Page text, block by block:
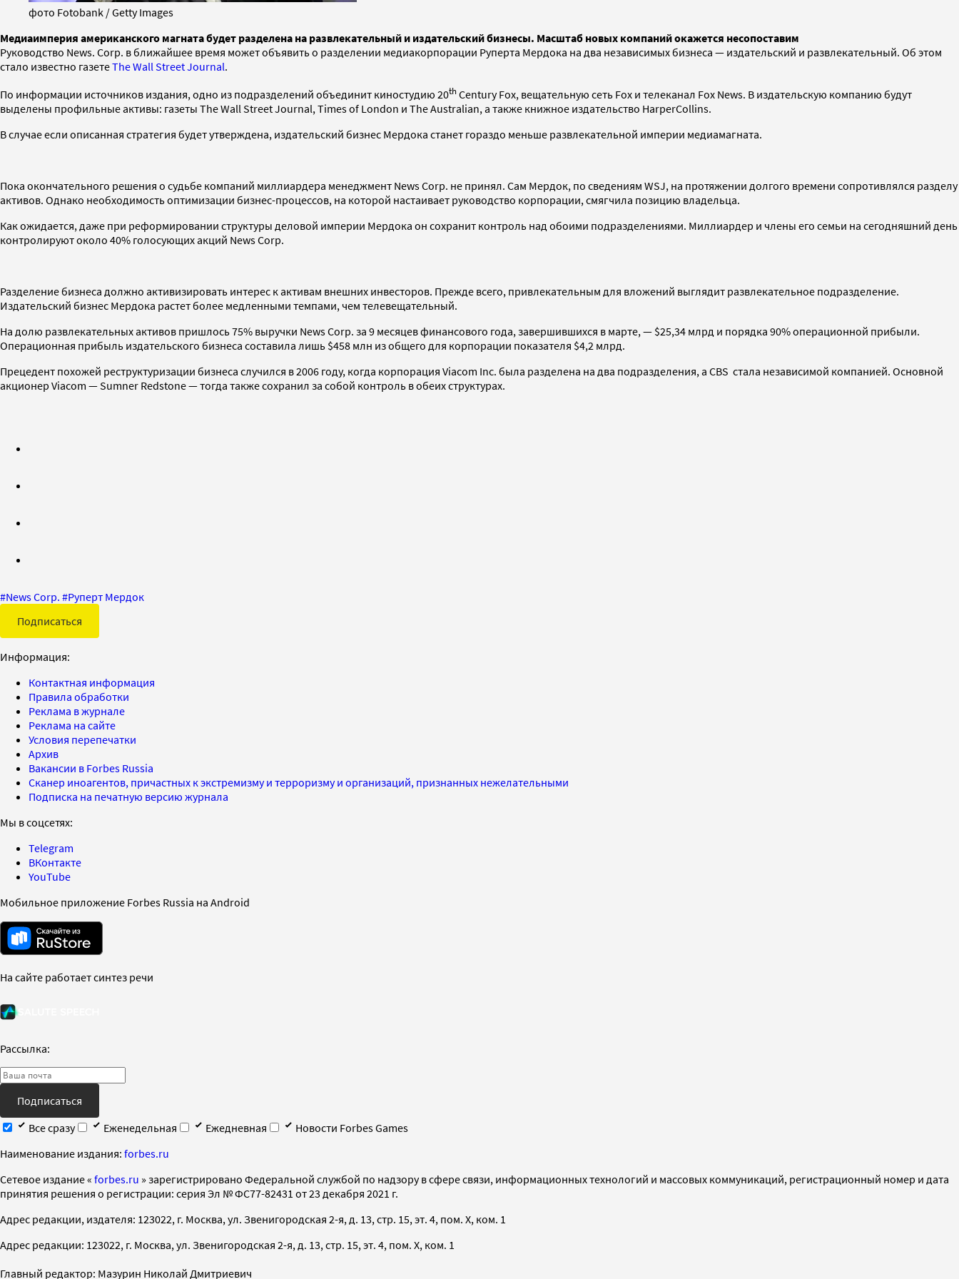
фото Fotobank / Getty Images
Медиаимперия американского магната будет разделена на развлекательный и издательский бизнесы. Масштаб новых компаний окажется несопоставим
Руководство News. Corp. в ближайшее время может объявить о разделении медиакорпорации Руперта Мердока на два независимых бизнеса — издательский и развлекательный. Об этом
стало известно газетеThe Wall Street Journal.
По информации источников издания, одно из подразделений объединит киностудию 20thCentury Fox, вещательную сеть Fox и телеканал Fox News. В издательскую компанию будут
выделены профильные активы: газеты The Wall Street Journal, Times of London и The Australian, а также книжное издательство HarperCollins.
В случае если описанная стратегия будет утверждена, издательский бизнес Мердока станет гораздо меньше развлекательной империи медиамагната.
Пока окончательного решения о судьбе компаний миллиардера менеджмент News Corp. не принял. Сам Мердок, по сведениям WSJ, на протяжении долгого времени сопротивлялся разделу
активов. Однако необходимость оптимизации бизнес-процессов, на которой настаивает руководство корпорации, смягчила позицию владельца.
Как ожидается, даже при реформировании структуры деловой империи Мердока он сохранит контроль над обоими подразделениями. Миллиардер и члены его семьи на сегодняшний день
контролируют около 40% голосующих акций News Corp.
Разделение бизнеса должно активизировать интерес к активам внешних инвесторов. Прежде всего, привлекательным для вложений выглядит развлекательное подразделение.
Издательский бизнес Мердока растет более медленными темпами, чем телевещательный.
На долю развлекательных активов пришлось 75% выручки News Corp. за 9 месяцев финансового года, завершившихся в марте, — $25,34 млрд и порядка 90% операционной прибыли.
Операционная прибыль издательского бизнеса составила лишь $458 млн из общего для корпорации показателя $4,2 млрд.
Прецедент похожей реструктуризации бизнеса случился в 2006 году, когда корпорация Viacom Inc. была разделена на два подразделения, а CBS стала независимой компанией. Основной
акционер Viacom — Sumner Redstone — тогда также сохранил за собой контроль в обеих структурах.
#News Corp. #Руперт Мердок
Подписаться
Информация:
Контактная информация
Правила обработки
Реклама в журнале
Реклама на сайте
Условия перепечатки
Архив
Вакансии в Forbes Russia
Сканер иноагентов, причастных к экстремизму и терроризму и организаций, признанных нежелательными
Подписка на печатную версию журнала
Мы в соцсетях:
Telegram
ВКонтакте
YouTube
Мобильное приложение Forbes Russia на Android
На сайте работает синтез речи
Рассылка:
Подписаться
Все сразу
Еженедельная Ежедневная
Новости Forbes Games
Наименование издания: forbes.ru
Cетевое издание « forbes.ru » зарегистрировано Федеральной службой по надзору в сфере связи, информационных технологий и массовых коммуникаций, регистрационный номер и дата
принятия решения о регистрации: серия Эл № ФС77-82431 от 23 декабря 2021 г.
Адрес редакции, издателя: 123022, г. Москва, ул. Звенигородская 2-я, д. 13, стр. 15, эт. 4, пом. X, ком. 1
Адрес редакции: 123022, г. Москва, ул. Звенигородская 2-я, д. 13, стр. 15, эт. 4, пом. X, ком. 1
Главный редактор: Мазурин Николай Дмитриевич